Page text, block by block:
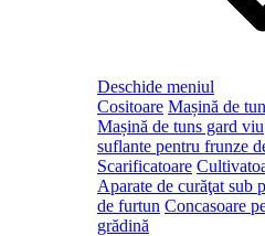
Deschide meniul
Cositoare Mașină de
Mașină de tuns gard viu
suflante pentru frunze
Scarificatoare
Aparate de curăţat sub
de furtun Concasoare
grădină